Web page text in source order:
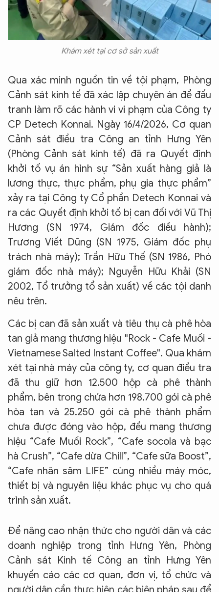
Khám xét tại cơ sở sản xuất
Qua xác minh nguồn tin về tội phạm, Phòng
Cảnh sát kinh tế đã xác lập chuyên án để đấu
tranh làm rõ các hành vi vi phạm của Công ty
CP Detech Konnai. Ngày 16/4/2026, Cơ quan
Cảnh sát điều tra Công an tỉnh Hưng Yên
(Phòng Cảnh sát kinh tế) đã ra Quyết định
khởi tố vụ án hình sự “Sản xuất hàng giả là
lương thực, thực phẩm, phụ gia thực phẩm”
xảy ra tại Công ty Cổ phần Detech Konnai và
ra các Quyết định khởi tố bị can đối với Vũ Thị
Hương (SN 1974, Giám đốc điều hành);
Trương Viết Dũng (SN 1975, Giám đốc phụ
trách nhà máy); Trần Hữu Thế (SN 1986, Phó
giám đốc nhà máy); Nguyễn Hữu Khải (SN
2002, Tổ trưởng tổ sản xuất) về các tội danh
nêu trên.
Các bị can đã sản xuất và tiêu thụ cà phê hòa
tan giả mang thương hiệu "Rock - Cafe Muối -
Vietnamese Salted Instant Coffee". Qua khám
xét tại nhà máy của công ty, cơ quan điều tra
đã thu giữ hơn 12.500 hộp cà phê thành
phẩm, bên trong chứa hơn 198.700 gói cà phê
hòa tan và 25.250 gói cà phê thành phẩm
chưa được đóng vào hộp, đều mang thương
hiệu “Cafe Muối Rock”, “Cafe socola và bạc
hà Crush”, “Cafe dừa Chill”, “Cafe sữa Boost”,
“Cafe nhân sâm LIFE” cùng nhiều máy móc,
thiết bị và nguyên liệu khác phục vụ cho quá
trình sản xuất.
Để nâng cao nhận thức cho người dân và các
doanh nghiệp trong tỉnh Hưng Yên, Phòng
Cảnh sát Kinh tế Công an tỉnh Hưng Yên
khuyến cáo các cơ quan, đơn vị, tổ chức và